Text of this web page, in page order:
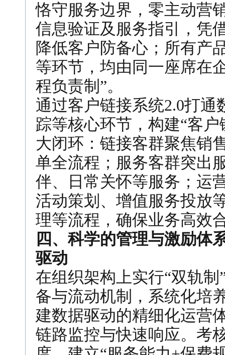
恪守服务边界，零主动营
信息验证及服务指引，凭
降低客户防备心；所有产
等环节，均由同一座席在
程负责制”。
通过客户链接系统2.0打
踪等核心环节，构建“客
大闭环：链接客群聚焦销
单全流程；服务客群突出
伴、日常关怀等服务；运
活动策划、增值服务投放
理等流程，确保业务高效
四、科学的管理与激励体
驱动
在组织架构上实行“双轨
备与流动机制，系统化培
建数据驱动的精细化运营
链路监控与快速响应。考